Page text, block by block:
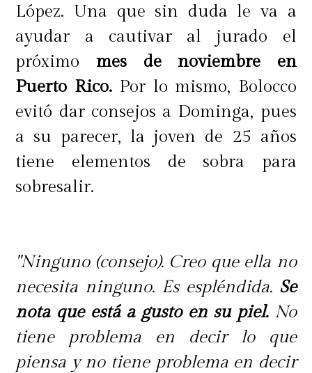
López. Una que sin duda le va a
ayudar a cautivar al jurado el
próximo mes de noviembre en
Puerto Rico.Por lo mismo, Bolocco
evitó dar consejos a Dominga, pues
a su parecer, la joven de 25 años
tiene elementos de sobra para
sobresalir.
"Ninguno (consejo). Creo que ella no
necesita ninguno. Es espléndida. Se
nota que está a gusto en su piel.No
tiene problema en decir lo que
piensa y no tiene problema en decir